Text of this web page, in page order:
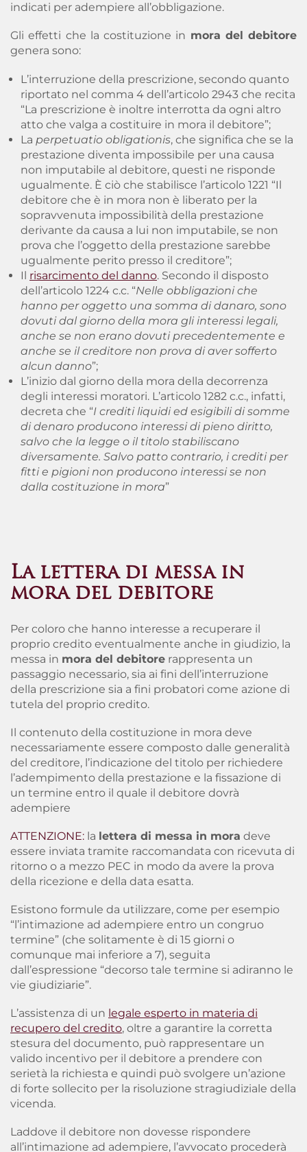
indicati per adempiere all’obbligazione.
Glieffetti che la costituzione in mora del debitore
genera sono:
L’interruzione della prescrizione, secondo quanto
riportato nel comma 4 dell’articolo 2943 che recita
“La prescrizione è inoltre interrotta da ogni altro
atto che valga a costituire in mora il debitore”;
La perpetuatio obligationis, che significa che se la
prestazione diventa impossibile per una causa
non imputabile al debitore, questi ne risponde
ugualmente. È ciò che stabilisce l’articolo 1221 “Il
debitore che è in mora non è liberato per la
sopravvenuta impossibilità della prestazione
derivante da causa a lui non imputabile, se non
prova che l’oggetto della prestazione sarebbe
ugualmente perito presso il creditore”;
Il risarcimento del danno. Secondo il disposto
dell’articolo 1224 c.c. “Nelle obbligazioni che
hanno per oggetto una somma di danaro, sono
dovuti dal giorno della mora gli interessi legali,
anche se non erano dovuti precedentemente e
anche se il creditore non prova di aver sofferto
alcun danno”;
L’inizio dal giorno della mora della decorrenza
degli interessi moratori. L’articolo 1282 c.c., infatti,
decreta che “I crediti liquidi ed esigibili di somme
di denaro producono interessi di pieno diritto,
salvo che la legge o il titolo stabiliscano
diversamente. Salvo patto contrario, i crediti per
fitti e pigioni non producono interessi se non
dalla costituzione in mora”
La lettera di messa in
mora del debitore
Per coloro che hanno interesse a recuperare il
proprio credito eventualmente anche in giudizio, la
messa in mora del debitore rappresenta un
passaggio necessario, sia ai fini dell’interruzione
della prescrizione sia a fini probatori come azione di
tutela del proprio credito.
Il contenuto della costituzione in mora deve
necessariamente essere composto dalle generalità
del creditore, l’indicazione del titolo per richiedere
l’adempimento della prestazione e la fissazione di
un termine entro il quale il debitore dovrà
adempiere
ATTENZIONE: la lettera di messa in mora deve
essere inviata tramite raccomandata con ricevuta di
ritorno o a mezzo PEC in modo da avere la prova
della ricezione e della data esatta.
Esistono formule da utilizzare, come per esempio
“l’intimazione ad adempiere entro un congruo
termine” (che solitamente è di 15 giorni o
comunque mai inferiore a 7), seguita
dall’espressione “decorso tale termine si adiranno le
vie giudiziarie”.
L’assistenza di un legale esperto in materia di
recupero del credito, oltre a garantire la corretta
stesura del documento, può rappresentare un
valido incentivo per il debitore a prendere con
serietà la richiesta e quindi può svolgere un’azione
di forte sollecito per la risoluzione stragiudiziale della
vicenda.
Laddove il debitore non dovesse rispondere
all’intimazione ad adempiere, l’avvocato procederà